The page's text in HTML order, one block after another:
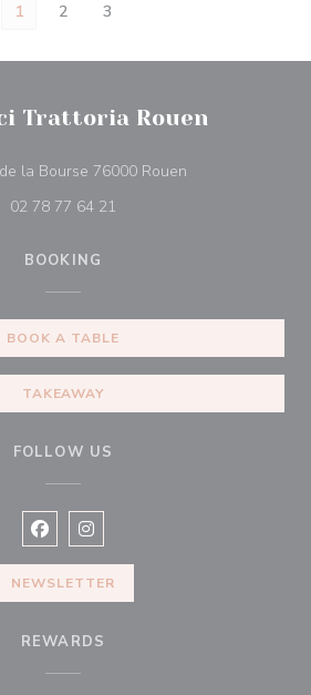
1 2 3
Trattoria Rouen
la Bourse 76000 Rouen
02 78 77 64 21
BOOKING
BOOK A TABLE
TAKEAWAY
FOLLOW US
Facebook ((opens in a new
Instagram ((opens in a new
NEWSLETTER
REWARDS